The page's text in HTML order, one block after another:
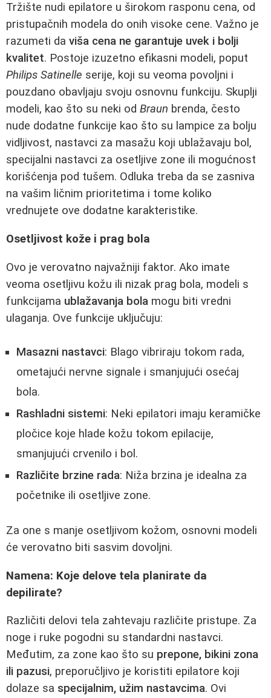
Tržište nudi epilatore u širokom rasponu cena, od
pristupačnih modela do onih visoke cene. Važno je
razumeti da viša cena ne garantuje uvek i bolji
kvalitet. Postoje izuzetno efikasni modeli, poput
Philips Satinelle serije, koji su veoma povoljni i
pouzdano obavljaju svoju osnovnu funkciju. Skuplji
modeli, kao što su neki od Braun brenda, često
nude dodatne funkcije kao što su lampice za bolju
vidljivost, nastavci za masažu koji ublažavaju bol,
specijalni nastavci za osetljive zone ili mogućnost
korišćenja pod tušem. Odluka treba da se zasniva
na vašim ličnim prioritetima i tome koliko
vrednujete ove dodatne karakteristike.
Osetljivost kože i prag bola
Ovo je verovatno najvažniji faktor. Ako imate
veoma osetljivu kožu ili nizak prag bola, modeli s
funkcijama ublažavanja bola mogu biti vredni
ulaganja. Ove funkcije uključuju:
Masazni nastavci: Blago vibriraju tokom rada,
ometajući nervne signale i smanjujući osećaj
bola.
Rashladni sistemi: Neki epilatori imaju keramičke
pločice koje hlade kožu tokom epilacije,
smanjujući crvenilo i bol.
Različite brzine rada: Niža brzina je idealna za
početnike ili osetljive zone.
Za one s manje osetljivom kožom, osnovni modeli
će verovatno biti sasvim dovoljni.
Namena: Koje delove tela planirate da
depilirate?
Različiti delovi tela zahtevaju različite pristupe. Za
noge i ruke pogodni su standardni nastavci.
Međutim, za zone kao što su prepone, bikini zona
ili pazusi, preporučljivo je koristiti epilatore koji
dolaze sa specijalnim, užim nastavcima. Ovi